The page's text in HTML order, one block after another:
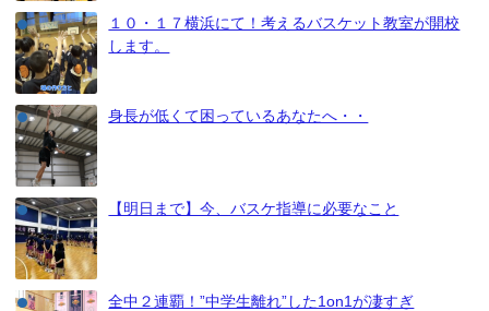
１０・１７横浜にて！考えるバスケット教室が開校
します。
身長が低くて困っているあなたへ・・
【明日まで】今、バスケ指導に必要なこと
全中２連覇！”中学生離れ”した1on1が凄すぎ